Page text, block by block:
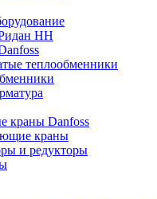
НН
теплообменники
краны Danfoss
краны
и редукторы